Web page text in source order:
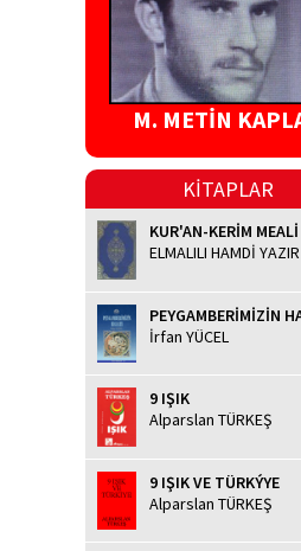
M. METİN
KİTAPLAR
KUR'AN-KERİM MEALİ
ELMALILI HAMDİ
PEYGAMBERİMİZİN
İrfan YÜCEL
9 IŞIK
Alparslan TÜRKEŞ
9 IŞIK VE TÜRKÝYE
Alparslan TÜRKEŞ